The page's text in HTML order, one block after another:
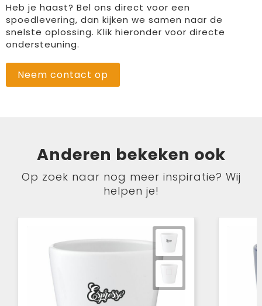
Heb je haast? Bel ons direct voor een
spoedlevering, dan kijken we samen naar de
snelste oplossing. Klik hieronder voor directe
ondersteuning.
Neem contact op
Anderen bekeken ook
Op zoek naar nog meer inspiratie? Wij
helpen je!